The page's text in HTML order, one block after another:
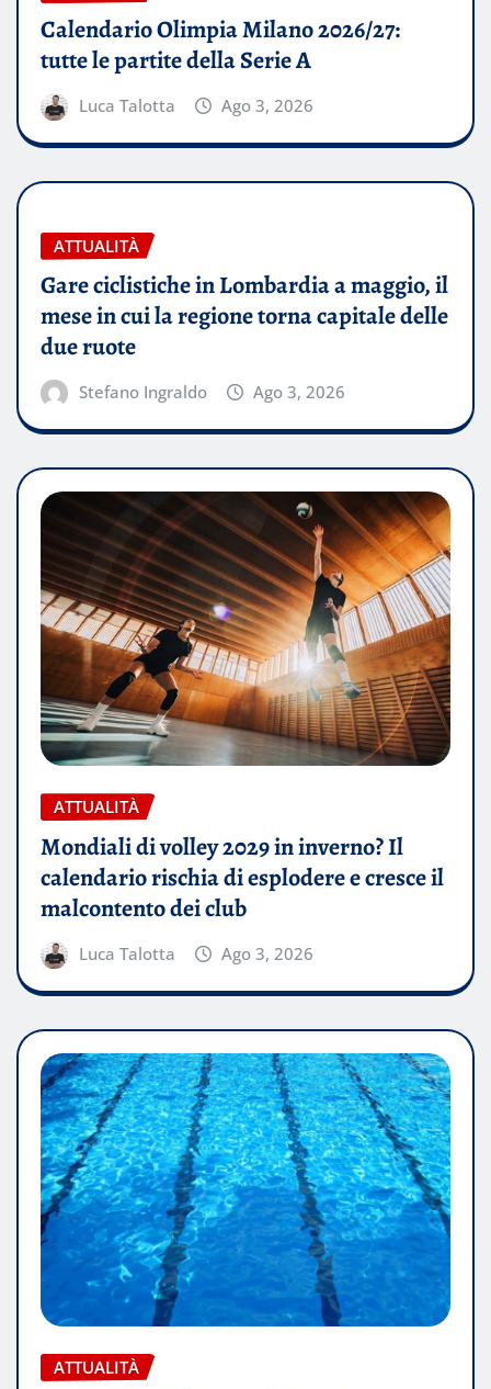
Calendario Olimpia Milano 2026/27:
tutte le partite della Serie A
Luca Talotta Ago 3, 2026
ATTUALITÀ
Gare ciclistiche in Lombardia a maggio, il
mese in cui la regione torna capitale delle
due ruote
Stefano Ingraldo Ago 3, 2026
ATTUALITÀ
Mondiali di volley 2029 in inverno? Il
calendario rischia di esplodere e cresce il
malcontento dei club
Luca Talotta Ago 3, 2026
ATTUALITÀ